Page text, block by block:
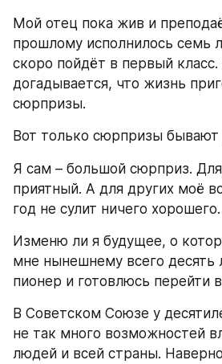
Мой отец пока жив и
прошлому исполнилось семь
скоро пойдёт в первый
догадывается, что жизнь
сюрпризы.
Вот только сюрпризы
Я сам – большой сюрприз.
приятный. А для других моё
год не сулит ничего хорошего.
Изменю ли я будущее, о
мне нынешнему всего десять
пионер и готовлюсь перейти
В Советском Союзе у
не так много возможностей
людей и всей страны.